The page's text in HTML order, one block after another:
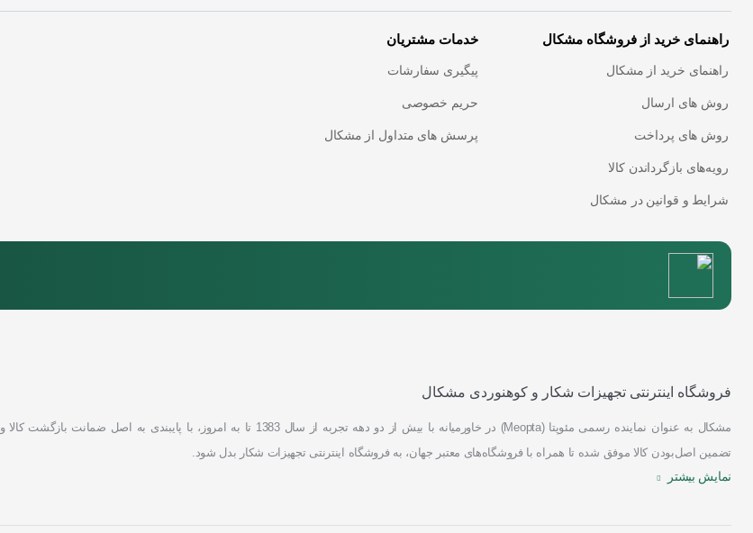
راهنمای خرید از فروشگاه مشکال
راهنمای خرید از مشکال
روش های ارسال
روش های پرداخت
رویه‌های بازگرداندن کالا
شرایط و قوانین در مشکال
خدمات مشتریان
پیگیری سفارشات
حریم خصوصی
پرسش های متداول از مشکال
فروشگاه اینترنتی تجهیزات شکار و کوهنوردی مشکال
مشکال به عنوان نماینده رسمی مئوپتا (Meopta) در خاورمیانه
با بیش از دو دهه تجربه از سال 1383 تا به امروز، با پایبندی به اصل ضمانت بازگشت کالا و
تضمین اصل‌بودن کالا موفق شده تا همراه با فروشگاه‌های معتبر جهان، به فروشگاه اینترنتی تجهیزات شکار بدل شود.
نمایش بیشتر